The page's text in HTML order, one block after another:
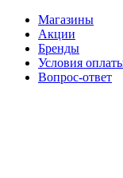
Магазины
Акции
Бренды
Условия
Вопрос-ответ